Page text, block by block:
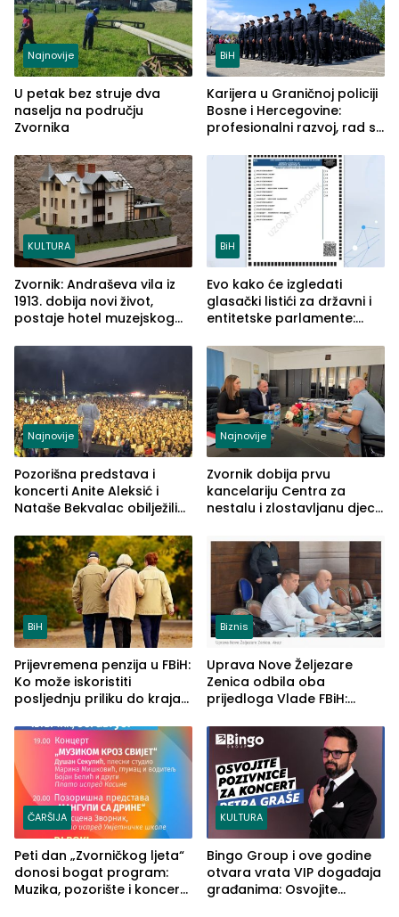
Najnovije
U petak bez struje dva
naselja na području
Zvornika
BiH
Karijera u Graničnoj policiji
Bosne i Hercegovine:
profesionalni razvoj, rad sa
služba građanima
KULTURA
Zvornik: Andraševa vila iz
1913. dobija novi život,
postaje hotel muzejskog
BiH
Evo kako će izgledati
glasački listići za državni i
entitetske parlamente:
vidljive na njima
Najnovije
Pozorišna predstava i
koncerti Anite Aleksić i
Nataše Bekvalac obilježili
ljeta (FOTO)
Najnovije
Zvornik dobija prvu
kancelariju Centra za
nestalu i zlostavljanu djecu
BiH
Prijevremena penzija u FBiH:
Ko može iskoristiti
posljednju priliku do kraja
Biznis
Uprava Nove Željezare
Zenica odbila oba
prijedloga Vlade FBiH:
rješenje
ČARŠIJA
Peti dan „Zvorničkog ljeta“
donosi bogat program:
Muzika, pozorište i koncert
KULTURA
Bingo Group i ove godine
otvara vrata VIP događaja
građanima: Osvojite